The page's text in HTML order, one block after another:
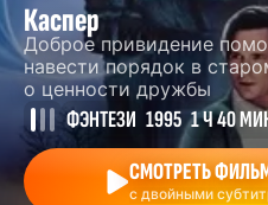
Каспер
Доброе привидение
навести порядок в
о ценности дружбы
ФЭНТЕЗИ 1995 1 Ч 40
СМОТРЕТЬ
с двойными